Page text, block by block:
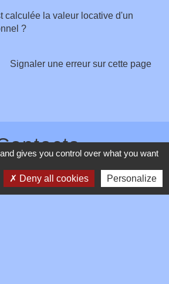
calculée la valeur locative d'un
?
Signaler une erreur sur cette page
346, Route du Morbier
Toussieux - FRANCE
gives you control over what you want
Deny all cookies Personalize